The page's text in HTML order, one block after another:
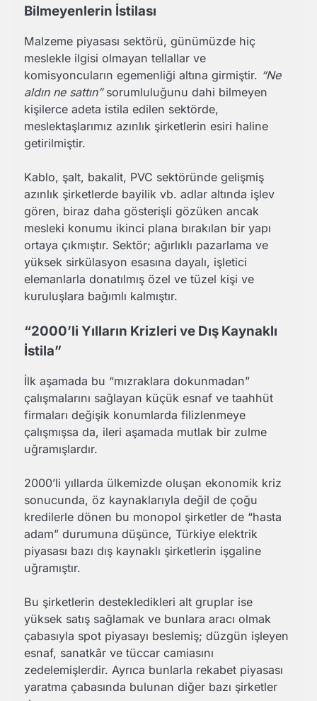
Bilmeyenlerin İstilası
Malzeme piyasası sektörü, günümüzde hiç
meslekle ilgisi olmayan tellallar ve
komisyoncuların egemenliği altına girmiştir. “Ne
aldın ne sattın”sorumluluğunu dahi bilmeyen
kişilerce adeta istila edilen sektörde,
meslektaşlarımız azınlık şirketlerin esiri haline
getirilmiştir.
Kablo, şalt, bakalit, PVC sektöründe gelişmiş
azınlık şirketlerde bayilik vb. adlar altında işlev
gören, biraz daha gösterişli gözüken ancak
mesleki konumu ikinci plana bırakılan bir yapı
ortaya çıkmıştır. Sektör; ağırlıklı pazarlama ve
yüksek sirkülasyon esasına dayalı, işletici
elemanlarla donatılmış özel ve tüzel kişi ve
kuruluşlara bağımlı kalmıştır.
“2000’li Yılların Krizleri ve Dış Kaynaklı
İstila”
İlk aşamada bu “mızraklara dokunmadan”
çalışmalarını sağlayan küçük esnaf ve taahhüt
firmaları değişik konumlarda filizlenmeye
çalışmışsa da, ileri aşamada mutlak bir zulme
uğramışlardır.
2000’li yıllarda ülkemizde oluşan ekonomik kriz
sonucunda, öz kaynaklarıyla değil de çoğu
kredilerle dönen bu monopol şirketler de “hasta
adam” durumuna düşünce, Türkiye elektrik
piyasası bazı dış kaynaklı şirketlerin işgaline
uğramıştır.
Bu şirketlerin destekledikleri alt gruplar ise
yüksek satış sağlamak ve bunlara aracı olmak
çabasıyla spot piyasayı beslemiş; düzgün işleyen
esnaf, sanatkâr ve tüccar camiasını
zedelemişlerdir. Ayrıca bunlarla rekabet piyasası
yaratma çabasında bulunan diğer bazı şirketler